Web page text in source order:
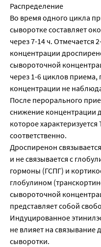
Распределение
Во время одного цикла
сыворотке составляет
через 7-14 ч. Отмечается
концентрации
сывороточной
через 1-6 циклов приема,
концентрации не
После перорального
снижение концентрации
которое
соответственно.
Дроспиренон
и не связывается с
гормоны (ГСПГ) и
глобулином
сывороточной
представляет собой
Индуцированное
не влияет на
сыворотки.